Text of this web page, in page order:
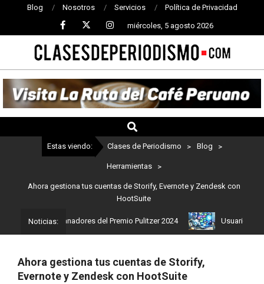
Blog Nosotros Servicios Política de Privacidad
miércoles, 5 agosto 2026
CLASES
DE
PERIODISMO
Estas viendo: Clases de Periodismo > Blog >
Herramientas >
Ahora gestiona tus cuentas de Storify, Evernote y Zendesk con
HootSuite
Noticias:
son los ganadores del Premio Pulitzer 2024 Usuarios de
Ahora gestiona tus cuentas de Storify,
Evernote y Zendesk con HootSuite